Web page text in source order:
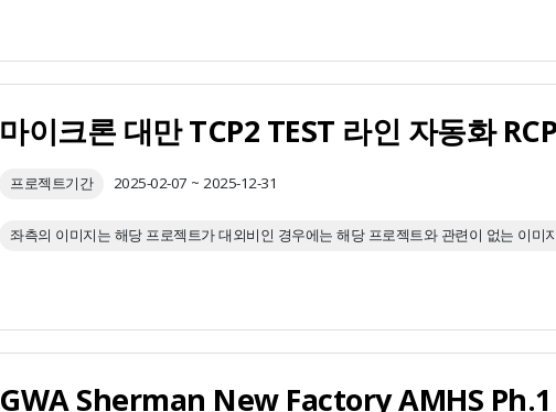
마이크론 대만 TCP2 TEST 라인 자동화
프로젝트기간 2025-02-07 ~ 2025-12-31
좌측의 이미지는 해당 프로젝트가 대외비인 경우에는 해당 프로젝트와 관련이 없는 이미